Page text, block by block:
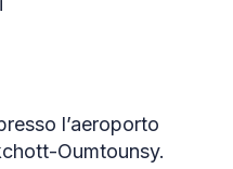
l’aeroporto
Oumtounsy.